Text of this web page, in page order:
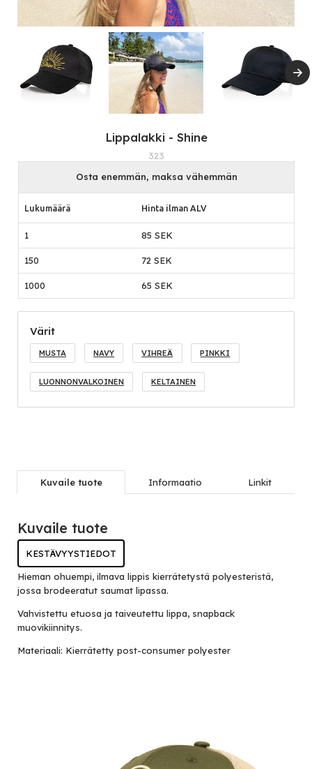
Lippalakki - Shine
323
Osta enemmän, maksa vähemmän
Lukumäärä Hinta ilman ALV
1 85 SEK
150 72 SEK
1000 65 SEK
Värit
MUSTA NAVY VIHREÄ PINKKI
LUONNONVALKOINEN KELTAINEN
Kuvaile tuote Informaatio Linkit
Kuvaile tuote
KESTÄVYYSTIEDOT
Hieman ohuempi, ilmava lippis kierrätetystä polyesteristä,
jossa brodeeratut saumat lipassa.
Vahvistettu etuosa ja taiveutettu lippa, snapback
muovikiinnitys.
Materiaali: Kierrätetty post-consumer polyester